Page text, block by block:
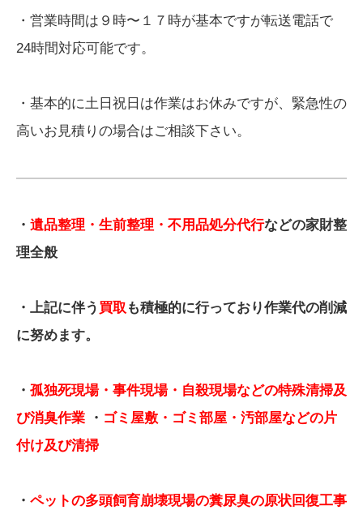
・営業時間は９時〜１７時が基本ですが転送電話で
24時間対応可能です。
・基本的に土日祝日は作業はお休みですが、緊急性の
高いお見積りの場合はご相談下さい。
・ 遺品整理・生前整理・不用品処分代行などの家財整
理全般
・上記に伴う 買取 も積極的に行っており作業代の削減
に努めます。
・ 孤独死現場・事件現場・自殺現場などの特殊清掃及
び消臭作業
・ ゴミ屋敷・ゴミ部屋・汚部屋などの片
付け及び清掃
・ ペットの多頭飼育崩壊現場の糞尿臭の原状回復工事